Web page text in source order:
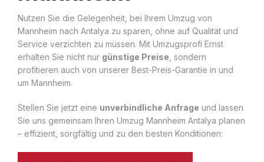
Nutzen Sie die Gelegenheit, bei Ihrem Umzug von
Mannheim nach Antalya zu sparen, ohne auf Qualität und
Service verzichten zu müssen. Mit Umzugsprofi Ernst
erhalten Sie nicht nur günstige Preise , sondern
profitieren auch von unserer Best-Preis-Garantie in und
um Mannheim.
Stellen Sie jetzt eine unverbindliche Anfrage und lassen
Sie uns gemeinsam Ihren Umzug Mannheim Antalya planen
– effizient, sorgfältig und zu den besten Konditionen: